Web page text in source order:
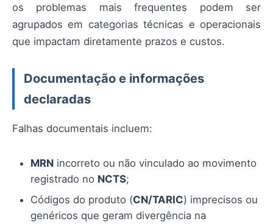
os problemas mais frequentes podem ser
agrupados em categorias técnicas e operacionais
que impactam diretamente prazos e custos.
Documentação e informações
declaradas
Falhas documentais incluem:
MRN incorreto ou não vinculado ao movimento
registrado no NCTS;
Códigos do produto (CN/TARIC) imprecisos ou
genéricos que geram divergência na